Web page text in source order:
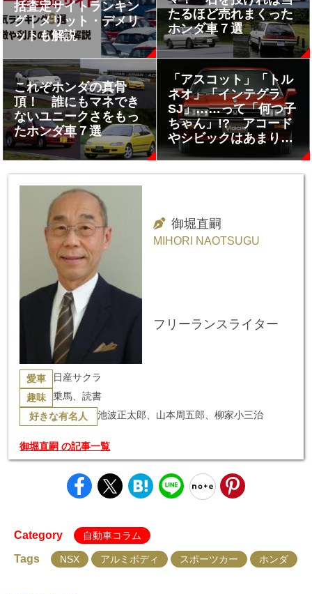
括査定サイトランキン
グ｜メリット・デメリ
ットも解説
たるほど売れまくった
ホンダ車７選
これぞホンダの真骨
頂！ 誰にもマネでき
ないユニークさをもっ
たホンダ車７選
「アスコット」「トル
ネオ」「インテグラ
SJ」……って「何つ子
ちゃん」!? アコード
やシビックはあまりに
も兄弟が多かった
御堀直嗣
MIHORI NAOTSUGU
フリーランスライター
愛車 日産サクラ
趣味 乗馬、読書
好きな有名人 池波正太郎、山本周五郎、柳家小三治
御堀直嗣 の記事一覧
Category 自動車コラム
Tags NSX アルミボディ スポーツカー ホンダ